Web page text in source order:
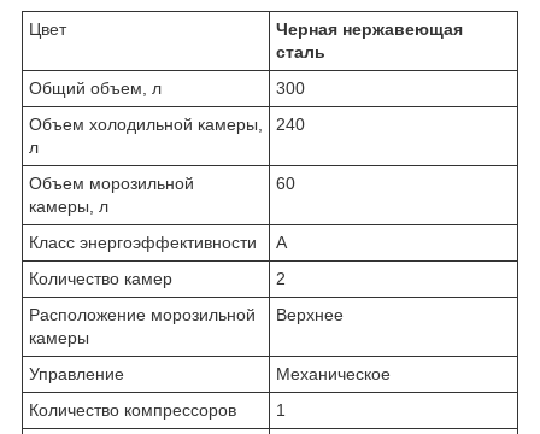
Цвет
Черная нержавеющая
сталь
Общий объем, л
300
Объем холодильной камеры,
л
240
Объем морозильной
камеры, л
60
Класс энергоэффективности
A
Количество камер
2
Расположение морозильной
камеры
Верхнее
Управление
Механическое
Количество компрессоров
1